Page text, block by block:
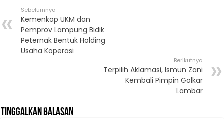
Sebelumnya
Kemenkop UKM dan
Pemprov Lampung Bidik
Peternak Bentuk Holding
Usaha Koperasi
Berikutnya
Terpilih Aklamasi, Ismun Zani
Kembali Pimpin Golkar
Lambar
Tinggalkan Balasan